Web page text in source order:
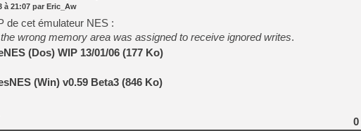
[GK] Beast of
[GK] Ubisoft : fin de partie
[GK] Mémoire cash -
[GK] Dan Houser (GTA)
[GK] Comment EA Sports
[GK] Crimson Moon : un
[GK] Isle of Reveries : le
[GK] Moonlighter 2 : The
[GK] Capcom relance
à 21:07 par Eric_Aw
de cet émulateur NES :
wrong memory area was assigned to receive ignored writes.
(Dos) WIP 13/01/06 (177 Ko)
(Win) v0.59 Beta3 (846 Ko)
0